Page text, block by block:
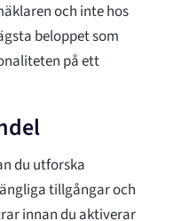
och inte hos
beloppet som
på ett
du utforska
tillgångar och
innan du aktiverar